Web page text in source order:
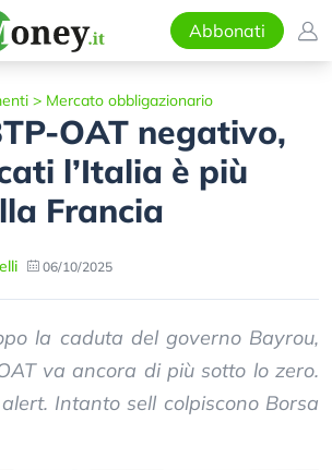
Abbonati
> Mercato obbligazionario
OAT negativo,
l’Italia è più
Francia
06/10/2025
la caduta del governo Bayrou,
va ancora di più sotto lo zero.
Intanto sell colpiscono Borsa